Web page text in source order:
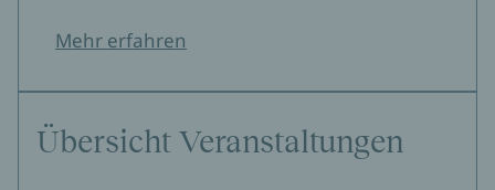
Mehr erfahren
Übersicht Veranstaltungen